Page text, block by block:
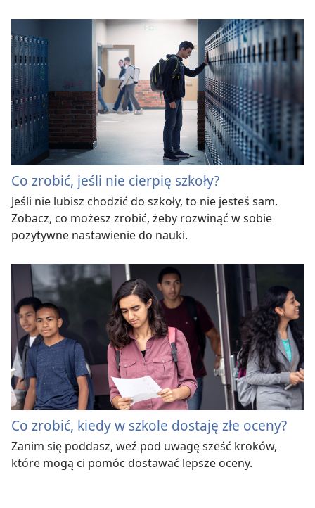
Co zrobić, jeśli nie cierpię szkoły?
Jeśli nie lubisz chodzić do szkoły, to nie jesteś sam.
Zobacz, co możesz zrobić, żeby rozwinąć w sobie
pozytywne nastawienie do nauki.
Co zrobić, kiedy w szkole dostaję złe oceny?
Zanim się poddasz, weź pod uwagę sześć kroków,
które mogą ci pomóc dostawać lepsze oceny.